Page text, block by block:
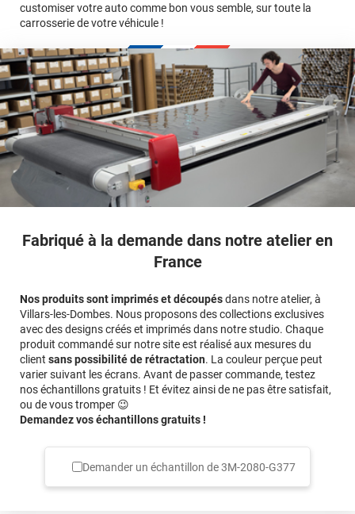
customiser votre auto comme bon vous semble, sur toute la
carrosserie de votre véhicule !
calculateur
Fabriqué à la demande dans notre atelier en
France
Nos produits sont imprimés et découpésdans notre atelier, à
Villars-les-Dombes. Nous proposons des collections exclusives
avec des designs créés et imprimés dans notre studio. Chaque
produit commandé sur notre site est réalisé aux mesures du
client sans possibilité de rétractation. La couleur perçue peut
varier suivant les écrans. Avant de passer commande, testez
nos échantillons gratuits ! Et évitez ainsi de ne pas être satisfait,
ou de vous tromper 😉
Demandez vos échantillons gratuits !
Demander un échantillon de3M-2080-G377